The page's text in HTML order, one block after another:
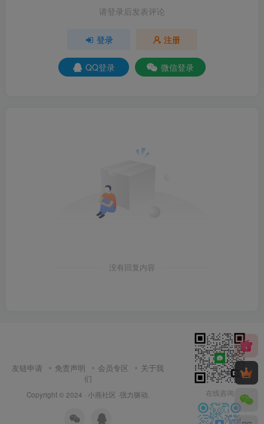
请登录后发表评论
登录 注册
QQ登录 微信登录
没有回复内容
友链申请 免责声明 会员专区
关于我
们
Copyright © 2024 · 小燕社区 ·强力驱动. 在线咨询